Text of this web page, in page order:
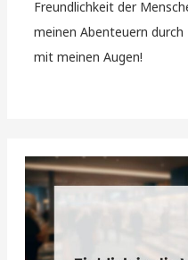
Freundlichkeit der
meinen Abenteuern
mit meinen Augen!